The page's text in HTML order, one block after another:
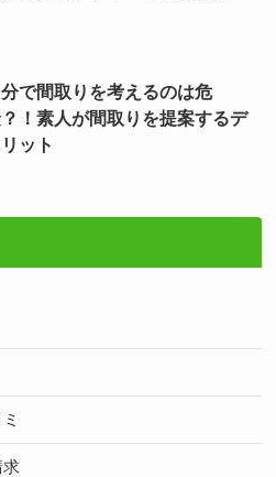
で間取りを考えるのは危
！素人が間取りを提案するデ
ット
求